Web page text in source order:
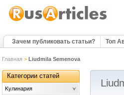
Зачем публиковать статьи? Топ
Главная > Liudmila Semenova
Категории статей
Kулинария